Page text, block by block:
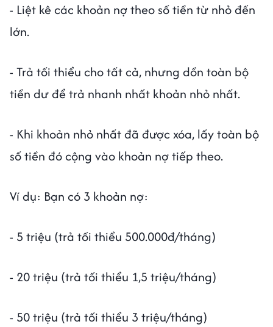
- Liệt kê các khoản nợ theo số tiền từ nhỏ đến
lớn.
- Trả tối thiểu cho tất cả, nhưng dồn toàn bộ
tiền dư để trả nhanh nhất khoản nhỏ nhất.
- Khi khoản nhỏ nhất đã được xóa, lấy toàn bộ
số tiền đó cộng vào khoản nợ tiếp theo.
Ví dụ: Bạn có 3 khoản nợ:
- 5 triệu (trả tối thiểu 500.000đ/tháng)
- 20 triệu (trả tối thiểu 1,5 triệu/tháng)
- 50 triệu (trả tối thiểu 3 triệu/tháng)